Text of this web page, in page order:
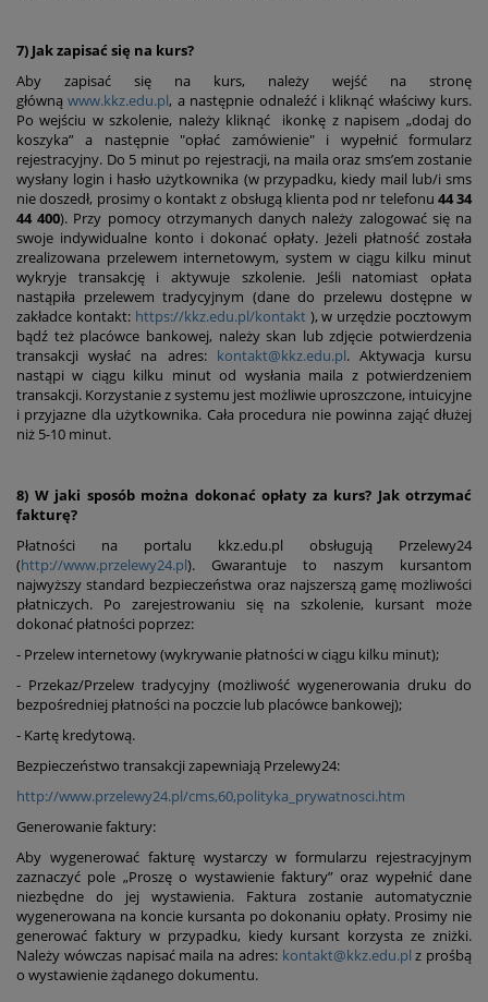
7) Jak zapisać się na kurs?
Aby zapisać się na kurs, należy wejść na stronę
głównąwww.kkz.edu.pl, a następnie odnaleźć i kliknąć właściwy kurs.
Po wejściu w szkolenie, należy kliknąć ikonkę z napisem „dodaj do
koszyka” a następnie "opłać zamówienie" i wypełnić formularz
rejestracyjny. Do 5 minut po rejestracji, na maila oraz sms’em zostanie
wysłany login i hasło użytkownika (w przypadku, kiedy mail lub/i sms
nie doszedł, prosimy o kontakt z obsługą klienta pod nr telefonu 44 34
44 400). Przy pomocy otrzymanych danych należy zalogować się na
swoje indywidualne konto i dokonać opłaty. Jeżeli płatność została
zrealizowana przelewem internetowym, system w ciągu kilku minut
wykryje transakcję i aktywuje szkolenie. Jeśli natomiast opłata
nastąpiła przelewem tradycyjnym (dane do przelewu dostępne w
zakładce kontakt: https://kkz.edu.pl/kontakt), w urzędzie pocztowym
bądź też placówce bankowej, należy skan lub zdjęcie potwierdzenia
transakcji wysłać na adres: kontakt@kkz.edu.pl. Aktywacja kursu
nastąpi w ciągu kilku minut od wysłania maila z potwierdzeniem
transakcji. Korzystanie z systemu jest możliwie uproszczone, intuicyjne
i przyjazne dla użytkownika. Cała procedura nie powinna zająć dłużej
niż 5-10 minut.
8) W jaki sposób można dokonać opłaty za kurs? Jak otrzymać
fakturę?
Płatności na portalu kkz.edu.pl obsługują Przelewy24
(http://www.przelewy24.pl). Gwarantuje to naszym kursantom
najwyższy standard bezpieczeństwa oraz najszerszą gamę możliwości
płatniczych. Po zarejestrowaniu się na szkolenie, kursant może
dokonać płatności poprzez:
- Przelew internetowy (wykrywanie płatności w ciągu kilku minut);
- Przekaz/Przelew tradycyjny (możliwość wygenerowania druku do
bezpośredniej płatności na poczcie lub placówce bankowej);
- Kartę kredytową.
Bezpieczeństwo transakcji zapewniają Przelewy24:
http://www.przelewy24.pl/cms,60,polityka_prywatnosci.htm
Generowanie faktury:
Aby wygenerować fakturę wystarczy w formularzu rejestracyjnym
zaznaczyć pole „Proszę o wystawienie faktury” oraz wypełnić dane
niezbędne do jej wystawienia. Faktura zostanie automatycznie
wygenerowana na koncie kursanta po dokonaniu opłaty. Prosimy nie
generować faktury w przypadku, kiedy kursant korzysta ze zniżki.
Należy wówczas napisać maila na adres: kontakt@kkz.edu.pl z prośbą
o wystawienie żądanego dokumentu.